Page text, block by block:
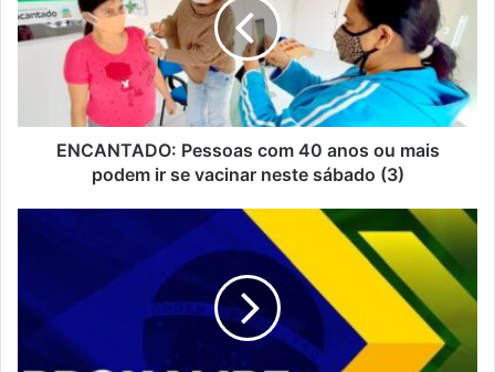
40
anos
ir
ENCANTADO: Pessoas com 40 anos ou mais
podem ir se vacinar neste sábado (3)
sobre
Pronampe
2021